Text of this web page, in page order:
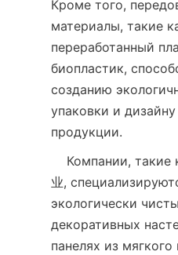
Кроме того,
материалы, такие
переработанный
биопластик,
созданию
упаковки и дизайну
业,
экологически
декоративных
панелях из мягкого